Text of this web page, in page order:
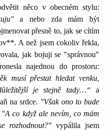
a nebo zda mám být
přesně to, jak se cítím
A než jsem cokoliv řekla,
jak bojuji se "správnou"
najednou do prostoru:
musí přestat hledat venku,
je stejně tady…“ a
na srdce. "Však ono to bude
co když ale nevím, co mám
rozhodnout?" vypálila jsem